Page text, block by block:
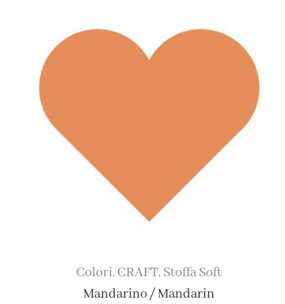
Colori, CRAFT, Stoffa Soft
Mandarino / Mandarin